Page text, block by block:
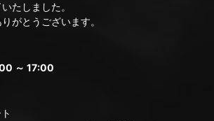
たしました。
がとうございます。
～ 17:00